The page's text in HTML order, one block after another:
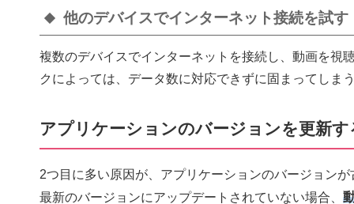
他のデバイスでインターネット接続を試す
複数のデバイスでインターネットを接続し、動画を視
クによっては、データ数に対応できずに固まってしま
アプリケーションのバージョンを更新す
2つ目に多い原因が、アプリケーションのバージョンが
最新のバージョンにアップデートされていない場合、